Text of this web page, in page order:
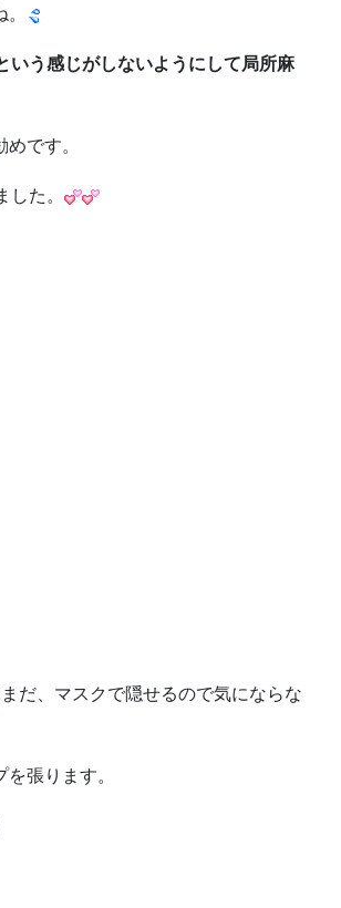
いう感じがしないようにして局所麻
です。
た。
だ、マスクで隠せるので気にならな
張ります。